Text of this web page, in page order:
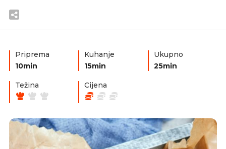
Priprema
10min
Kuhanje
15min
Ukupno
25min
Težina Cijena